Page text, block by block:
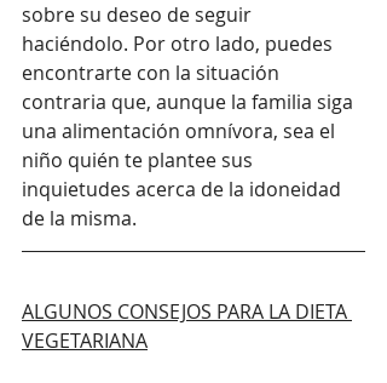
sobre su deseo de seguir
haciéndolo. Por otro lado, puedes
encontrarte con la situación
contraria que, aunque la familia siga
una alimentación omnívora, sea el
niño quién te plantee sus
inquietudes acerca de la idoneidad
de la misma.
ALGUNOS CONSEJOS PARA LA DIETA
VEGETARIANA